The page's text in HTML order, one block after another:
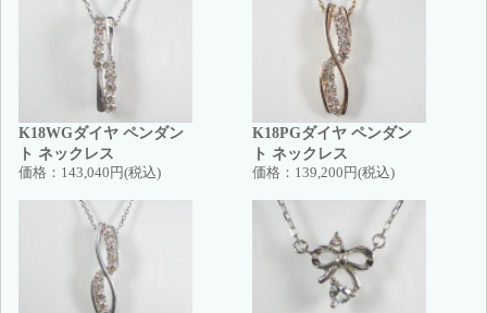
K18WGダイヤ ペンダン
ト ネックレス
価格： 143,040円(税込)
K18PGダイヤ ペンダン
ト ネックレス
価格： 139,200円(税込)